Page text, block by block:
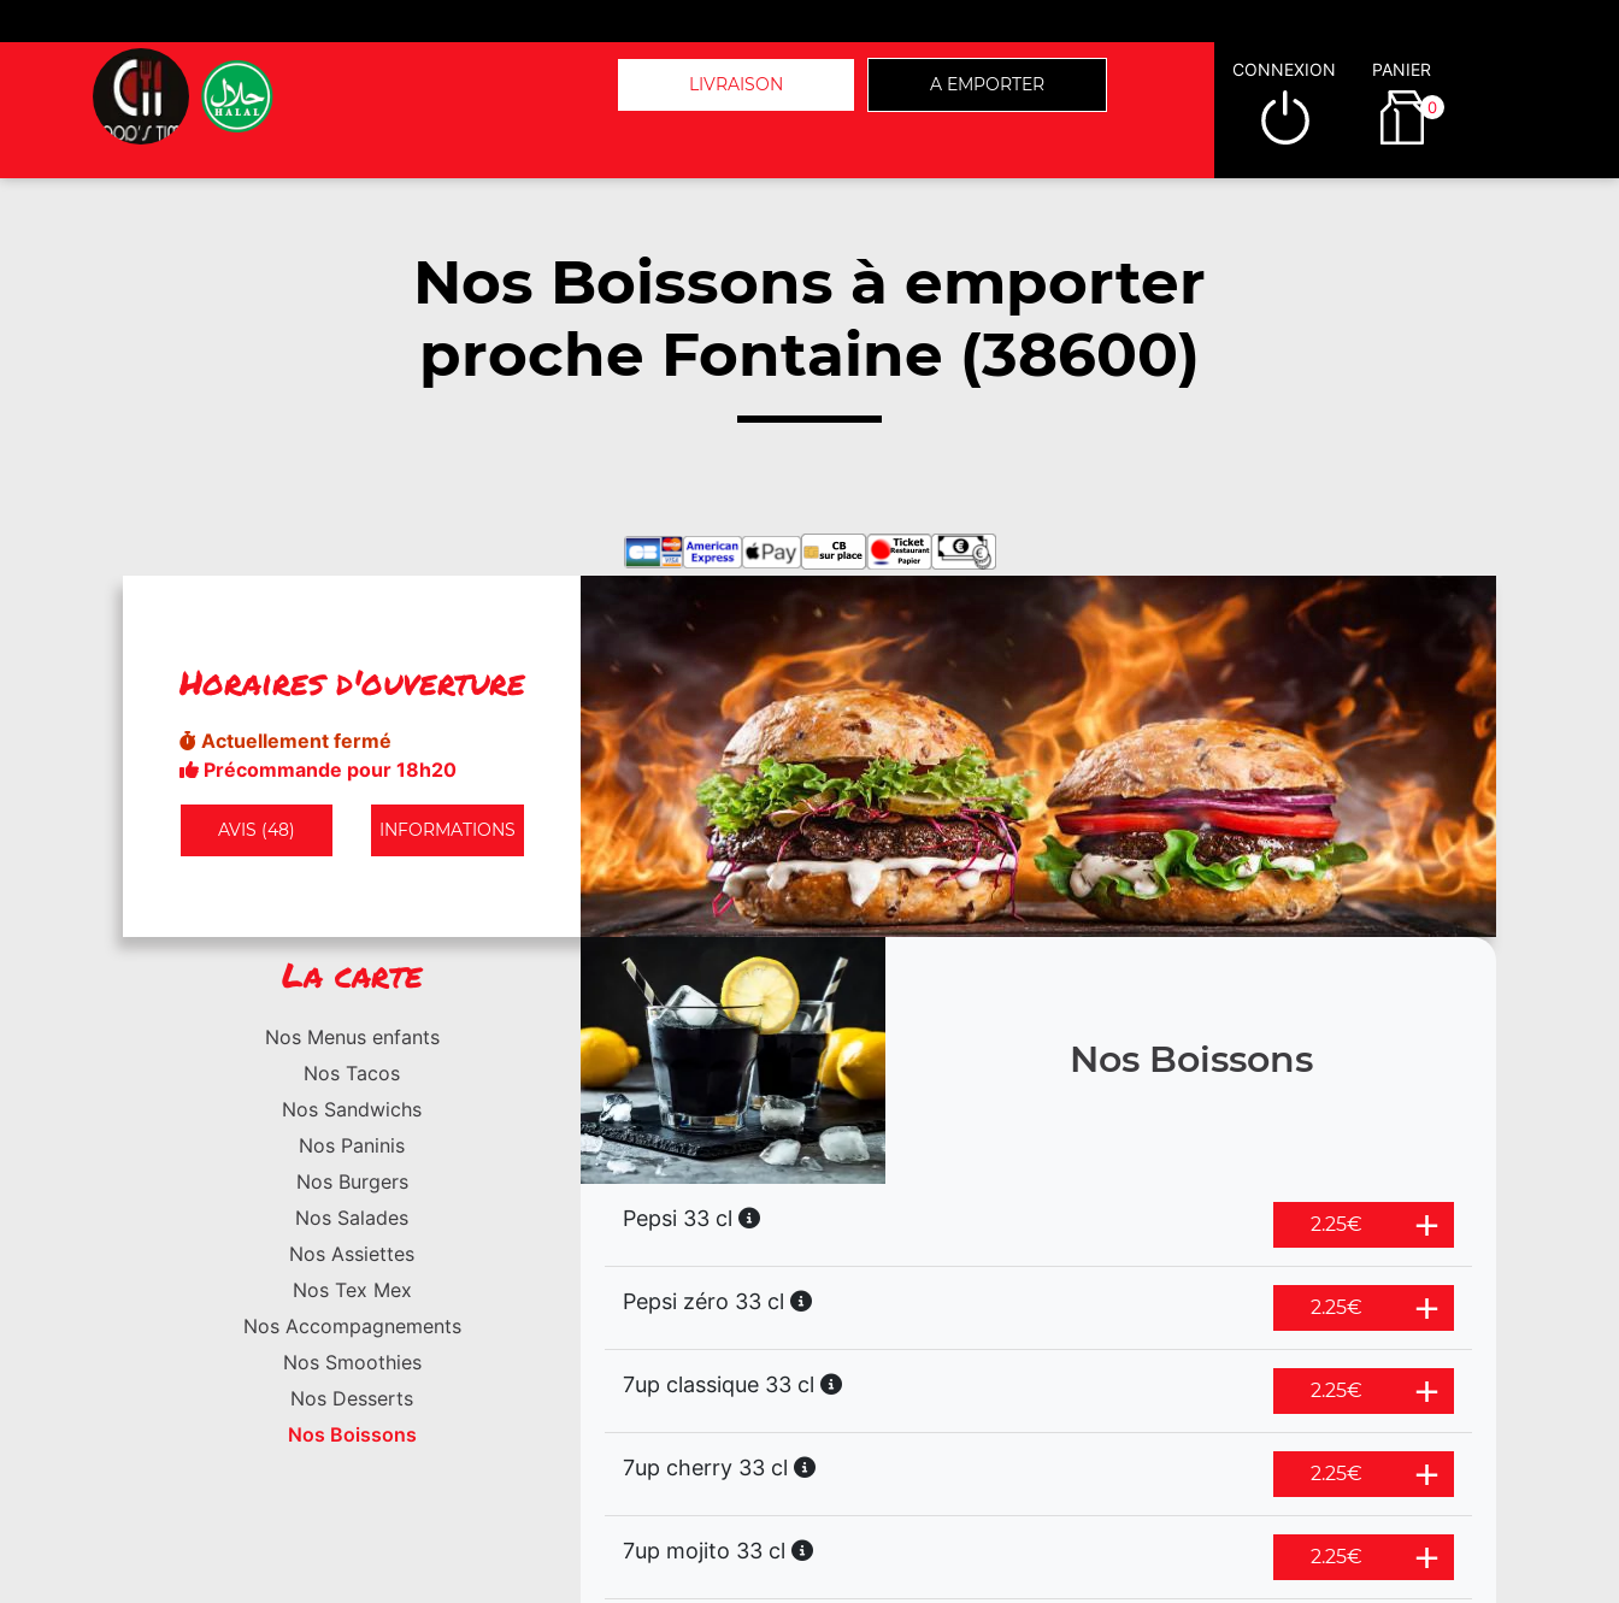
LIVRAISON A EMPORTER
CONNEXION PANIER
0
Nos Boissons à emporter
proche Fontaine (38600)
Horaires d'ouverture
Actuellement fermé
Précommande pour 18h20
AVIS (48) INFORMATIONS
La carte
Nos Menus enfants
Nos Tacos
Nos Sandwichs
Nos Paninis
Nos Burgers
Nos Salades
Nos Assiettes
Nos Tex Mex
Nos Accompagnements
Nos Smoothies
Nos Desserts
Nos Boissons
Nos Boissons
Pepsi 33 cl 2.25€
Pepsi zéro 33 cl 2.25€
7up classique 33 cl 2.25€
7up cherry 33 cl 2.25€
7up mojito 33 cl 2.25€